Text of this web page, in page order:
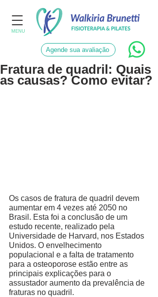
MENU
Agende sua avaliação
Fratura de quadril: Quais
as causas? Como evitar?
Os casos de fratura de quadril devem
aumentar em 4 vezes até 2050 no
Brasil. Esta foi a conclusão de um
estudo recente, realizado pela
Universidade de Harvard, nos Estados
Unidos. O envelhecimento
populacional e a falta de tratamento
para a osteoporose estão entre as
principais explicações para o
assustador aumento da prevalência de
fraturas no quadril.